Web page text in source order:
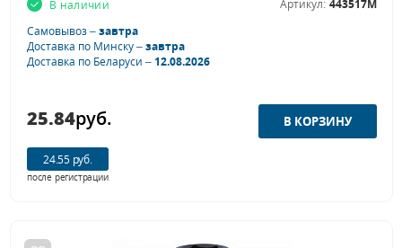
В наличии
Артикул: 443517M
Самовывоз –завтра
Доставка по Минску –завтра
Доставка по Беларуси –12.08.2026
25.84руб.
24.55 руб.
после регистрации